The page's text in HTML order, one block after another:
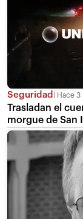
Seguridad Hace 3
Trasladan el
morgue de San